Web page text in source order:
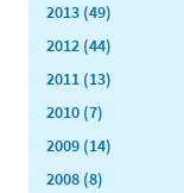
2013 (49)
2012 (44)
2011 (13)
2010 (7)
2009 (14)
2008 (8)